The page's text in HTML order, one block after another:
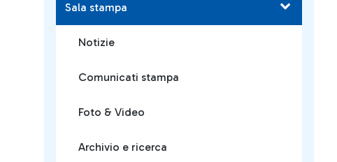
Sala stampa
Notizie
Comunicati stampa
Foto & Video
Archivio e ricerca